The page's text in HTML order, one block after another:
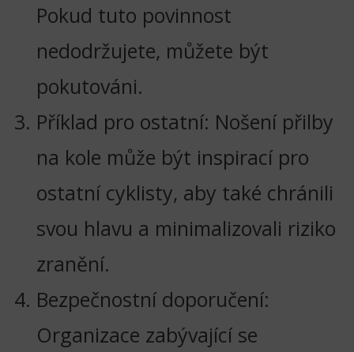
Pokud tuto povinnost
nedodržujete, můžete být
pokutováni.
Příklad pro ostatní: Nošení přilby
na kole může být inspirací pro
ostatní cyklisty, aby také chránili
svou hlavu a minimalizovali riziko
zranění.
Bezpečnostní doporučení:
Organizace zabývající se